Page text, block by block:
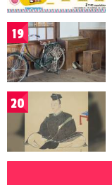
19
20